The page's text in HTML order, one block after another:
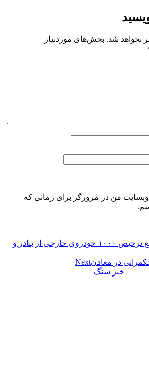
شد. بخش‌های موردنیاز
من در مرورگر برای زمانی که
رفع کامل موانع ترخیص ۱۰۰۰ خودروی خارجی از بنادر و
در معادنNext